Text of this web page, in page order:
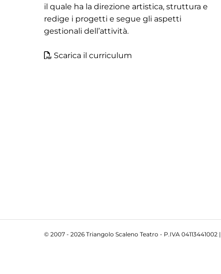
il quale ha la direzione artistica, struttura e
redige i progetti e segue gli aspetti
gestionali dell’attività.
Scarica il curriculum
© 2007 - 2026 Triangolo Scaleno Teatro - P.IVA 04113441002 |